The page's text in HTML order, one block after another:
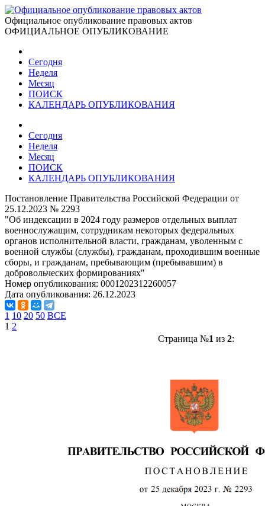
Официальное опубликование правовых актов
ОФИЦИАЛЬНОЕ ОПУБЛИКОВАНИЕ
Сегодня
Неделя
Месяц
ПОИСК
КАЛЕНДАРЬ ОПУБЛИКОВАНИЯ
Сегодня
Неделя
Месяц
ПОИСК
КАЛЕНДАРЬ ОПУБЛИКОВАНИЯ
Постановление Правительства Российской Федерации от
25.12.2023 № 2293
"Об индексации в 2024 году размеров отдельных выплат
военнослужащим, сотрудникам некоторых федеральных
органов исполнительной власти, гражданам, уволенным с
военной службы (службы), гражданам, проходившим военные
сборы, и гражданам, пребывающим (пребывавшим) в
добровольческих формированиях"
Номер опубликования: 0001202312260057
Дата опубликования: 26.12.2023
1 10 20 50 ВСЕ
1 2
Страница №1 из 2: